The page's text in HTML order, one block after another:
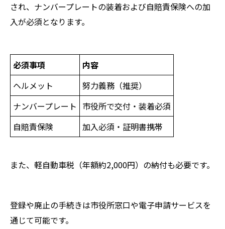
され、ナンバープレートの装着および自賠責保険への加
入が必須となります。
必須事項
内容
ヘルメット
努力義務（推奨）
ナンバープレート 市役所で交付・装着必須
自賠責保険
加入必須・証明書携帯
また、軽自動車税（年額約2,000円）の納付も必要です。
登録や廃止の手続きは市役所窓口や電子申請サービスを
通じて可能です。